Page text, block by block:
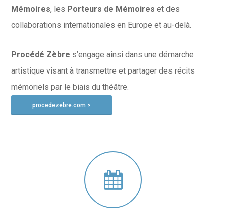
Mémoires, les Porteurs de Mémoires et des
collaborations internationales en Europe et au-delà.
Procédé Zèbre s’engage ainsi dans une démarche
artistique visant à transmettre et partager des récits
mémoriels par le biais du théâtre.
procedezebre.com >